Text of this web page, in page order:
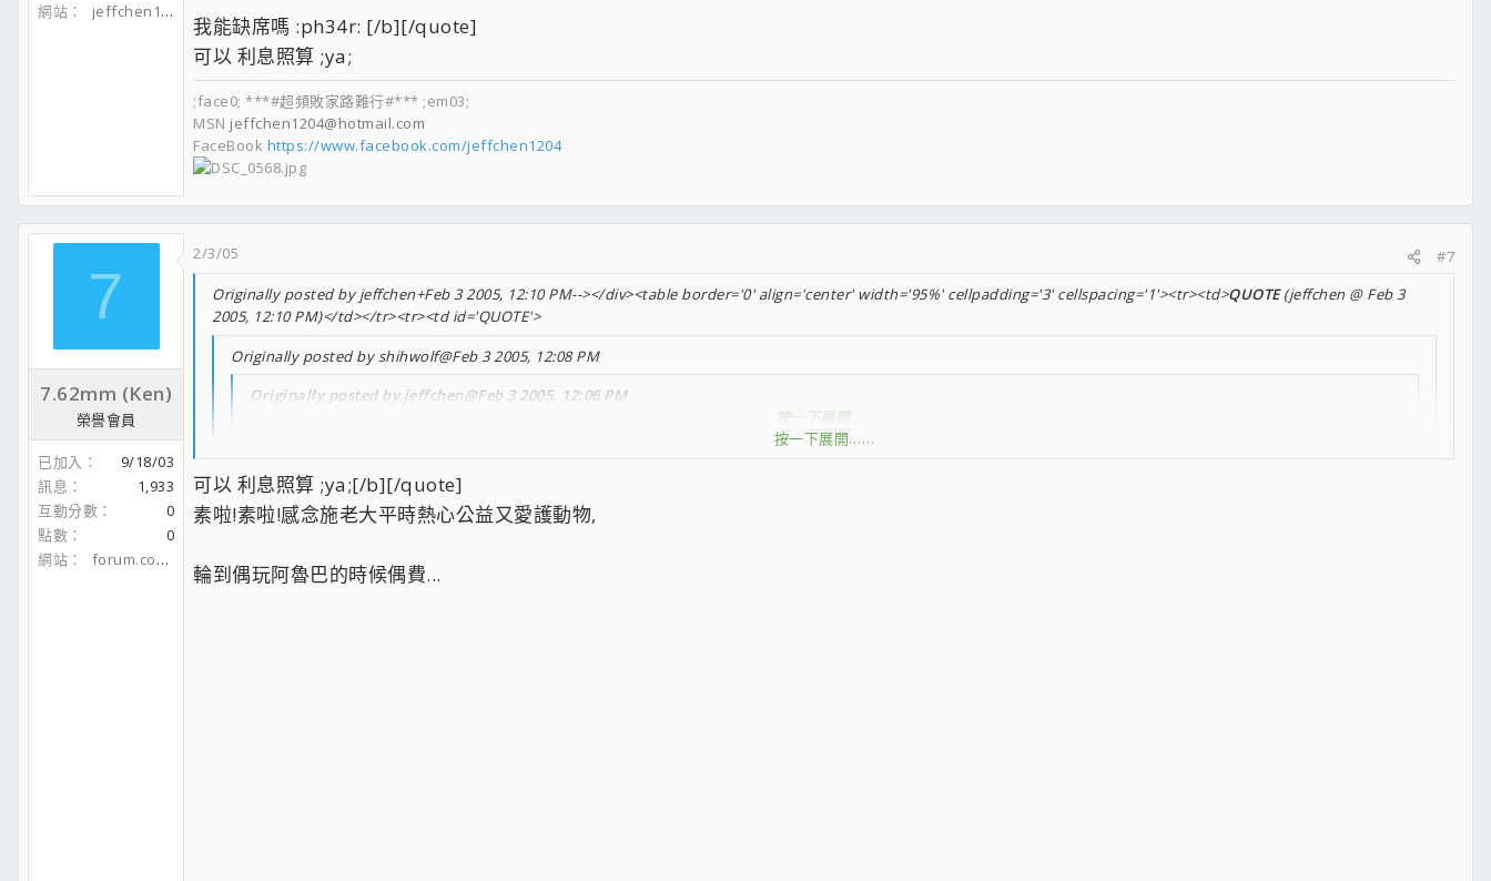
網站
jeffchen1204.spaces.live.com
嗯 可以 外加下回聚會時要阿魯巴 ;nq;
我能缺席嗎 :ph34r: [/b][/quote]
可以 利息照算 ;ya;
;face0; ***#超頻敗家路難行#*** ;em03;
MSN jeffchen1204@hotmail.com
FaceBook https://www.facebook.com/jeffchen1204
7
7.62mm (Ken)
榮譽會員
已加入
9/18/03
訊息
1,933
互動分數
0
點數
0
網站
forum.coolaler.com
2/3/05
#7
Originally posted by jeffchen+Feb 3 2005, 12:10 PM--></div><table border='0' align='center' width='95%' cellpadding='3' cellspacing='1'><tr><td>QUOTE(jeffchen @ Feb 3
2005, 12:10 PM)</td></tr><tr><td id='QUOTE'>
Originally posted by shihwolf@Feb 3 2005, 12:08 PM
Originally posted by jeffchen@Feb 3 2005, 12:06 PM
按一下展開……
按一下展開……
@Feb 3 2005, 12:05 PM
不管是怎麼一回事,請大家不要學我作錯事
不要玩兩的帳號 ;oq;
按一下展開……
可以 利息照算 ;ya;[/b][/quote]
素啦!素啦!感念施老大平時熱心公益又愛護動物,
輪到偶玩阿魯巴的時候偶費...